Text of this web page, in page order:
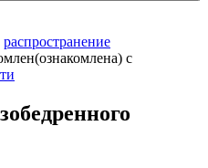
распространение
с